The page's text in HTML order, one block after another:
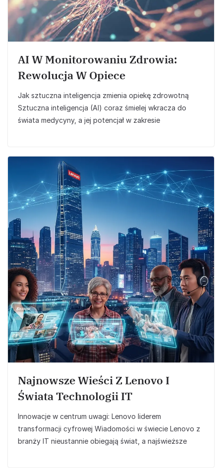
AI W Monitorowaniu Zdrowia:
Rewolucja W Opiece
Jak sztuczna inteligencja zmienia opiekę zdrowotną
Sztuczna inteligencja (AI) coraz śmielej wkracza do
świata medycyny, a jej potencjał w zakresie
Najnowsze Wieści Z Lenovo I
Świata Technologii IT
Innowacje w centrum uwagi: Lenovo liderem
transformacji cyfrowej Wiadomości w świecie Lenovo z
branży IT nieustannie obiegają świat, a najświeższe